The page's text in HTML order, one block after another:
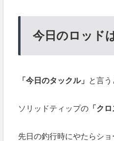
今日のロッド
「今日のタックル」 と言う
ソリッドティップの「クロ
先日の釣行時にやたらシ